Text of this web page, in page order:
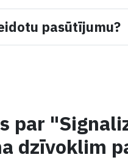
pasūtījumu?
par
dzīvoklim